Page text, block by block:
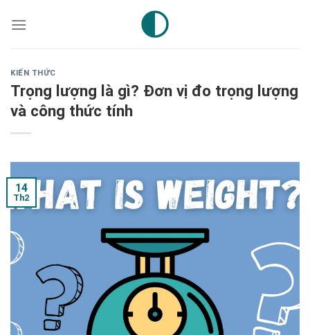
KIẾN THỨC
Trọng lượng là gì? Đơn vị đo trọng lượng
và công thức tính
14
Th2